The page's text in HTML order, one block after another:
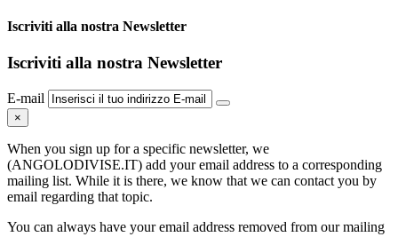
Iscriviti alla nostra Newsletter
Iscriviti alla nostra Newsletter
E-mail
×
When you sign up for a specific newsletter, we
(ANGOLODIVISE.IT) add your email address to a corresponding
mailing list. While it is there, we know that we can contact you by
email regarding that topic.
You can always have your email address removed from our mailing